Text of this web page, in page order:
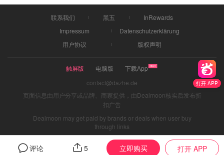
打开 APP
评论 5 立即购买 打开 APP
联系我们 黑五
InRewards
Impressum
Datenschutzerklärung
用户协议
版权声明
触屏版 电脑版
下载App
contact@dazhe.de
页面信息由用户分享或品牌、商家提供，由Dealmoon核实后发布折
扣广告
Dealmoon may get paid by brands or deals when user buy
through links